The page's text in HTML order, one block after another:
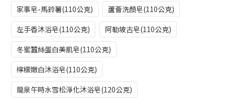
家事皂-馬鈴薯(110公克)
蘆薈洗顏皂(110公克)
左手香沐浴皂(110公克)
阿勒坡古皂(110公克)
冬蜜蠶絲蛋白美肌皂(110公克)
檸檬嫩白沐浴皂(110公克)
龍泉午時水雪松淨化沐浴皂(120公克)